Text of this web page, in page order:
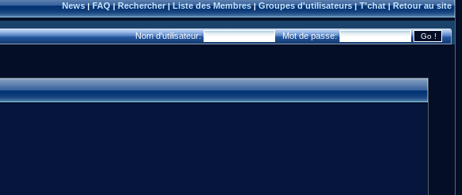
News|FAQ|Rechercher|Liste des Membres|Groupes d'utilisateurs|T'chat|Retour au site
Nom d'utilisateur: Mot de passe: